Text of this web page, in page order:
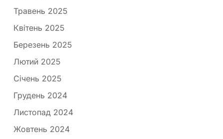
Травень 2025
Квітень 2025
Березень 2025
Лютий 2025
Січень 2025
Грудень 2024
Листопад 2024
Жовтень 2024